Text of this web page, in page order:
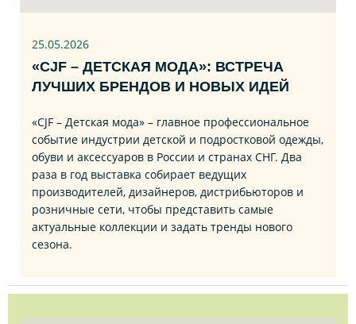
25.05.2026
«CJF – ДЕТСКАЯ МОДА»: ВСТРЕЧА
ЛУЧШИХ БРЕНДОВ И НОВЫХ ИДЕЙ
«CJF – Детская мода» – главное профессиональное
событие индустрии детской и подростковой одежды,
обуви и аксессуаров в России и странах СНГ. Два
раза в год выставка собирает ведущих
производителей, дизайнеров, дистрибьюторов и
розничные сети, чтобы представить самые
актуальные коллекции и задать тренды нового
сезона.